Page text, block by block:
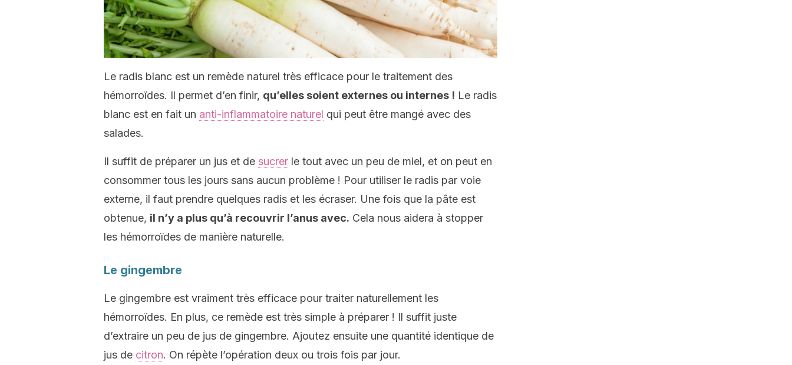
Le radis blanc est un remède naturel très efficace pour le traitement des
hémorroïdes. Il permet d’en finir, qu’elles soient externes ou internes ! Le radis
blanc est en fait un anti-inflammatoire naturel qui peut être mangé avec des
salades.
Il suffit de préparer un jus et de sucrer le tout avec un peu de miel, et on peut en
consommer tous les jours sans aucun problème ! Pour utiliser le radis par voie
externe, il faut prendre quelques radis et les écraser. Une fois que la pâte est
obtenue, il n’y a plus qu’à recouvrir l’anus avec. Cela nous aidera à stopper
les hémorroïdes de manière naturelle.
Le gingembre
Le gingembre est vraiment très efficace pour traiter naturellement les
hémorroïdes. En plus, ce remède est très simple à préparer ! Il suffit juste
d’extraire un peu de jus de gingembre. Ajoutez ensuite une quantité identique de
jus de citron. On répète l’opération deux ou trois fois par jour.